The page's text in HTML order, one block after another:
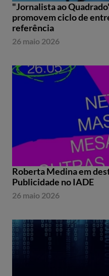
"Jornalista ao
promovem ciclo de
referência
26 maio 2026
Roberta Medina em
Publicidade no IADE
26 maio 2026